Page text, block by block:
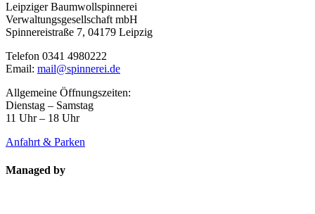
Leipziger Baumwollspinnerei
Verwaltungsgesellschaft mbH
Spinnereistraße 7, 04179 Leipzig
Telefon 0341 4980222
Email: mail@spinnerei.de
Allgemeine Öffnungszeiten:
Dienstag – Samstag
11 Uhr – 18 Uhr
Anfahrt & Parken
Managed by